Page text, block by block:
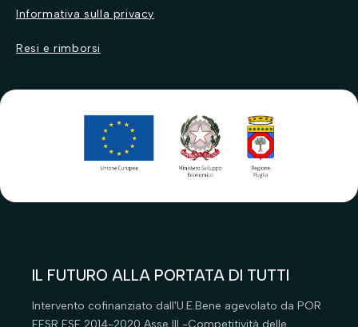
Giochi per cani
Guinzagli e collari
Guinzagli e collari
Informativa sulla privacy
Resi e rimborsi
IL FUTURO ALLA PORTATA DI TUTTI
Intervento cofinanziato dall'U.E.Bene agevolato da POR
FESR FSE 2014-2020 Asse III -Competitività delle